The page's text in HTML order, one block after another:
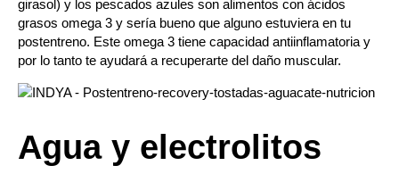
girasol) y los pescados azules son alimentos con ácidos
grasos omega 3 y sería bueno que alguno estuviera en tu
postentreno. Este omega 3 tiene capacidad antiinflamatoria y
por lo tanto te ayudará a recuperarte del daño muscular.
Agua y electrolitos